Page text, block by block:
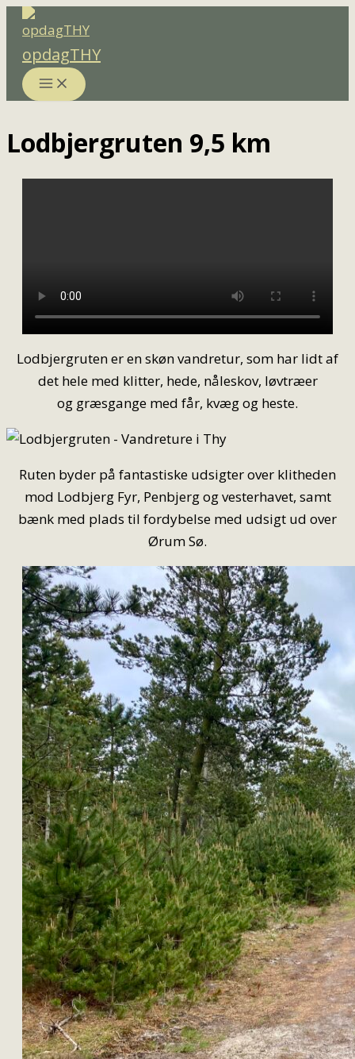
Gå
indholdet
opdagTHY
Lodbjergruten 9,5 km
Lodbjergruten er en skøn vandretur, som har lidt af
det hele med klitter, hede, nåleskov, løvtræer
og græsgange med får, kvæg og heste.
Ruten byder på fantastiske udsigter over klitheden
mod Lodbjerg Fyr, Penbjerg og vesterhavet, samt
bænk med plads til fordybelse med udsigt ud over
Ørum Sø.